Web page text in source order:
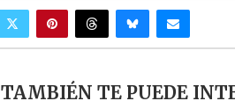
TAMBIÉN TE PUEDE